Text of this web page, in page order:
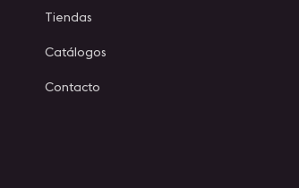
Tiendas
Catálogos
Contacto